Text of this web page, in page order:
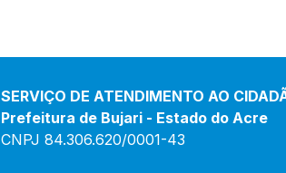
SERVIÇO DE ATENDIMENTO AO
Prefeitura de Bujari - Estado do Acre
CNPJ 84.306.620/0001-43